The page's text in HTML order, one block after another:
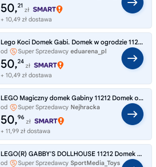
50,21
zł
+ 10,49 zł dostawa
Lego Koci Domek Gabi. Domek w ogrodzie 11212
od Super Sprzedawcy eduarena_pl
50,24
zł
+ 10,49 zł dostawa
LEGO Magiczny domek Gabiny 11212 Domek ogrodowy Wróżki Kotki
od Super Sprzedawcy Nejhracka
50,96
zł
+ 11,99 zł dostawa
LEGO(R) GABBY'S DOLLHOUSE 11212 Domek w ogrodzie
od Super Sprzedawcy SportMedia_Toys